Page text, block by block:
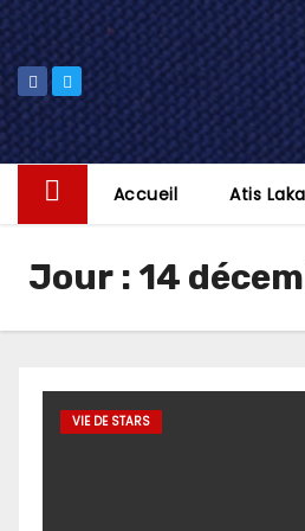
Skip
to
content
Accueil Atis
Jour : 14
VIE DE STARS